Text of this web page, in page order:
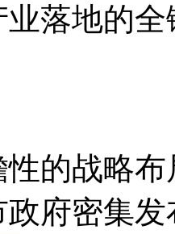
落地的
性的战略
府密集